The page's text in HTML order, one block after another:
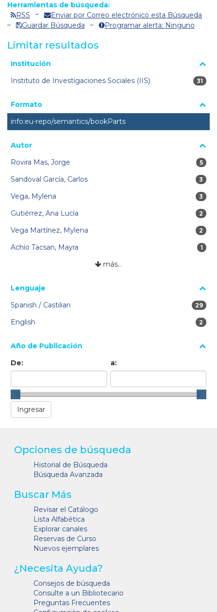
Herramientas de búsqueda:
RSS
Enviar por Correo electrónico esta Búsqueda
Guardar Búsqueda
Programar alerta: Ninguno
Limitar resultados
La página se volverá a cargar cuando se seleccione o excluya
Institución
Instituto de Investigaciones Sociales (IIS)
31
31
Formato
info:eu-repo/semantics/bookParts
Autor
Rovira Mas, Jorge
5
5
Sandoval García, Carlos 3
3
Vega, Mylena 3
3
Gutiérrez, Ana Lucía 2
2
Vega Martínez, Mylena 2
2
Achío Tacsan, Mayra 1
1
más…
Lenguaje
Spanish / Castilian
29
29
English 2
2
Año de Publicación
De:
a:
Opciones de búsqueda
Historial de Búsqueda
Búsqueda Avanzada
Buscar Más
Revisar el Catálogo
Lista Alfabética
Explorar canales
Reservas de Curso
Nuevos ejemplares
¿Necesita Ayuda?
Consejos de búsqueda
Consulte a un Bibliotecario
Preguntas Frecuentes